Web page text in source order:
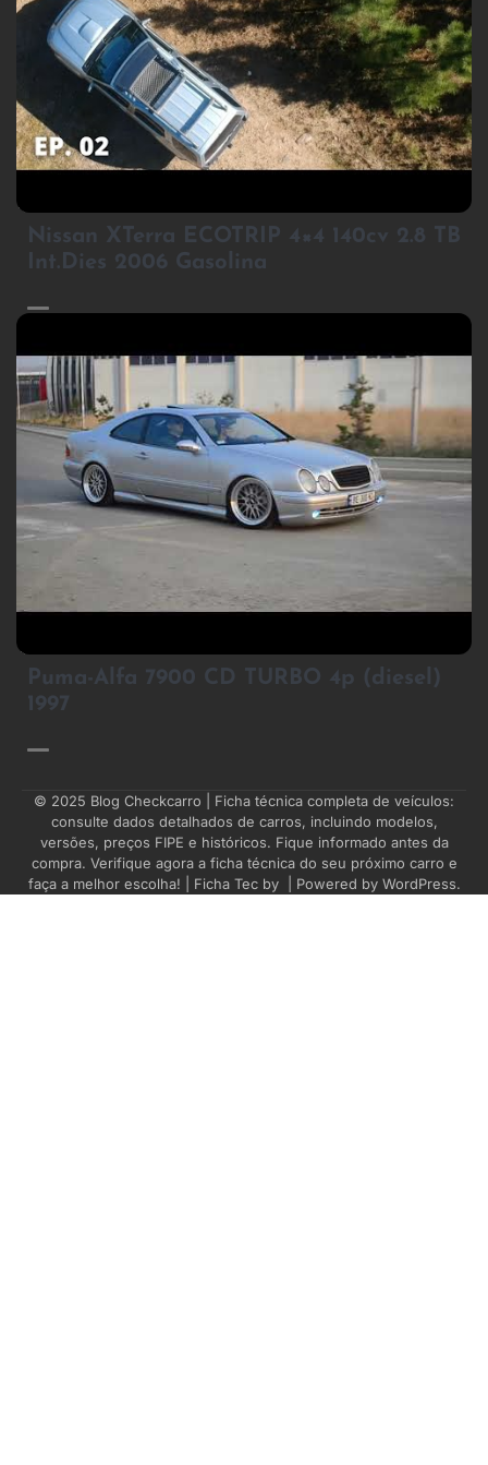
3
Nissan XTerra ECOTRIP 4×4 140cv 2.8 TB
Int.Dies 2006 Gasolina
4
Puma-Alfa 7900 CD TURBO 4p (diesel)
1997
© 2025 Blog Checkcarro | Ficha técnica completa de veículos:
consulte dados detalhados de carros, incluindo modelos,
versões, preços FIPE e históricos. Fique informado antes da
compra. Verifique agora a ficha técnica do seu próximo carro e
faça a melhor escolha! | Ficha Tec by
| Powered by WordPress.